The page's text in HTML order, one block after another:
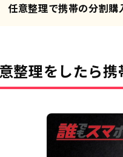
任意整理で携帯の分割購
整理をしたら